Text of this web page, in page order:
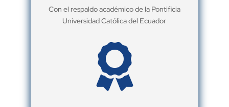
Con el respaldo académico de la Pontificia
Universidad Católica del Ecuador
